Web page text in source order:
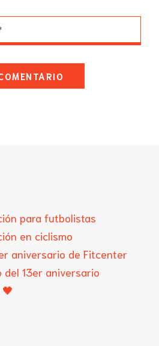
para futbolistas
en ciclismo
aniversario de Fitcenter
del 13er aniversario